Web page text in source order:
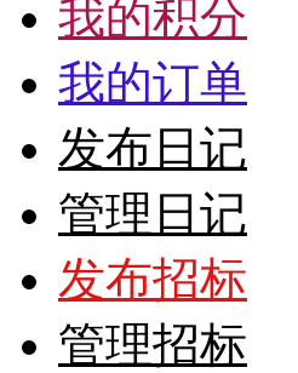
我的积分
我的订单
发布日记
管理日记
发布招标
管理招标